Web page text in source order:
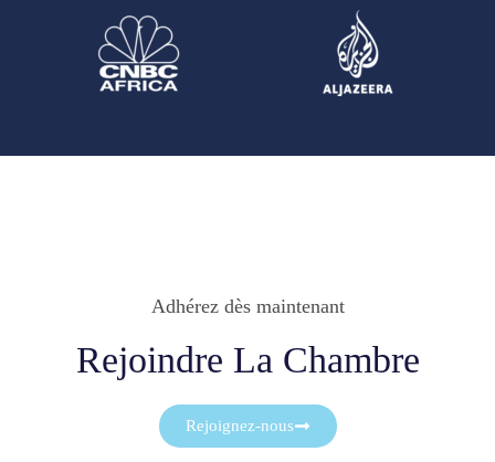
Adhérez dès maintenant
Rejoindre La Chambre
Rejoignez-nous